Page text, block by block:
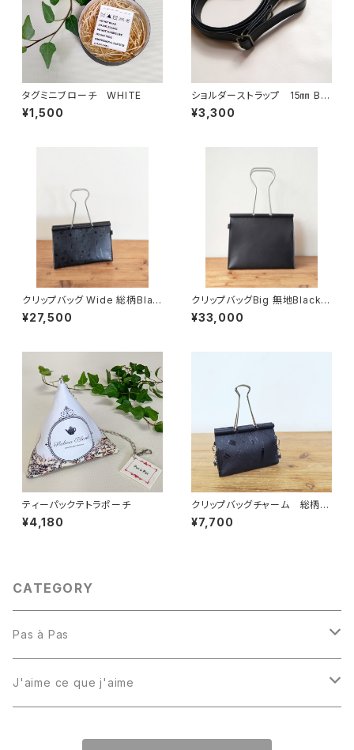
タグミニブローチ WHITE
¥1,500
ショルダーストラップ 15㎜ BL
ACK
¥3,300
クリップバッグ Wide 総柄Blac
k 裏地Navy
¥27,500
クリップバッグBig 無地Black
裏地Navy
¥33,000
ティーパックテトラポーチ
¥4,180
クリップバッグチャーム 総柄Bl
ack
¥7,700
CATEGORY
Pas à Pas
バッグ
J'aime ce que j'aime